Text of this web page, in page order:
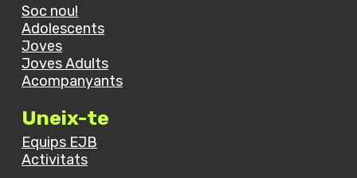
Soc nou!
Adolescents
Joves
Joves Adults
Acompanyants
Uneix-te
Equips EJB
Activitats